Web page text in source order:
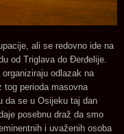
ali se redovno ide na
od Triglava do Đerđelije.
odlazak na
perioda masovna
da se u Osijeku taj dan
posebnu draž da smo
i uvaženih osoba